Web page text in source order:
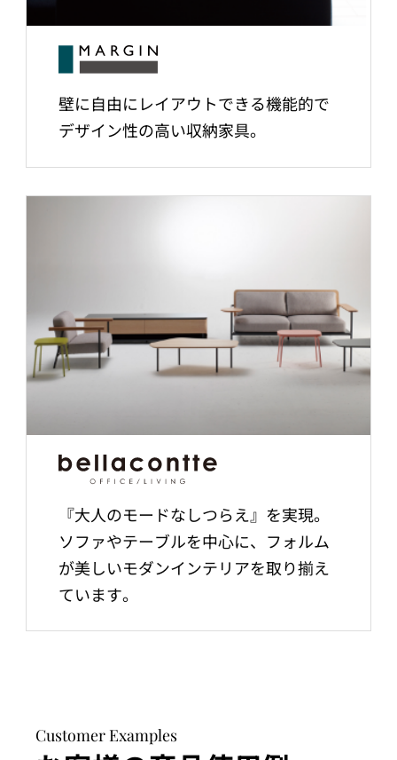
壁に自由にレイアウトできる機能的で
デザイン性の高い収納家具。
『大人のモードなしつらえ』を実現。
ソファやテーブルを中心に、フォルム
が美しいモダンインテリアを取り揃え
ています。
Customer Examples